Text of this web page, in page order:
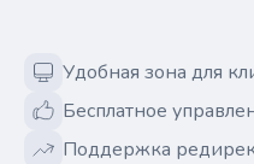
Удобная зона для
Бесплатное
Поддержка